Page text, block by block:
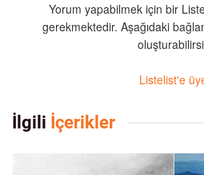
Yorum yapabilmek için bir
gerekmektedir. Aşağıdaki
Listelist'e
İlgili İçerikler